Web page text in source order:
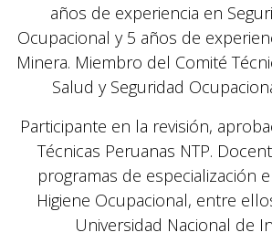
años de experiencia en
Ocupacional y 5 años de
Minera. Miembro del Comité
Salud y Seguridad
Participante en la revisión,
Técnicas Peruanas NTP.
programas de especialización
Higiene Ocupacional, entre
Universidad Nacional de